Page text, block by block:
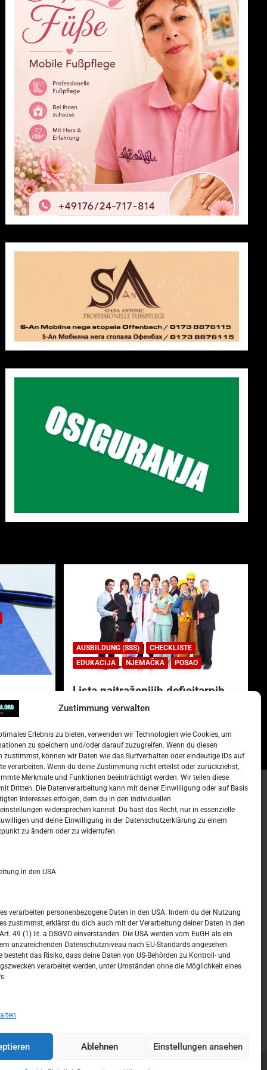
Zustimmung verwalten
Erlebnis zu bieten, verwenden wir Technologien wie Cookies, um
zu speichern und/oder darauf zuzugreifen. Wenn du diesen
zustimmst, können wir Daten wie das Surfverhalten oder eindeutige IDs auf
verarbeiten. Wenn du deine Zustimmung nicht erteilst oder zurückziehst,
Merkmale und Funktionen beeinträchtigt werden. Wir teilen diese
Dritten. Die Datenverarbeitung kann mit deiner Einwilligung oder auf Basis
Interesses erfolgen, dem du in den individuellen
widersprechen kannst. Du hast das Recht, nur in essenzielle
und deine Einwilligung in der Datenschutzerklärung zu einem
zu ändern oder zu widerrufen.
in den USA
verarbeiten personenbezogene Daten in den USA. Indem du der Nutzung
zustimmst, erklärst du dich auch mit der Verarbeitung deiner Daten in den
49 (1) lit. a DSGVO einverstanden. Die USA werden vom EuGH als ein
unzureichenden Datenschutzniveau nach EU-Standards angesehen.
besteht das Risiko, dass deine Daten von US-Behörden zu Kontroll- und
verarbeitet werden, unter Umständen ohne die Möglichkeit eines
Ablehnen Einstellungen ansehen
AUSBILDUNG (SSS)
CHECKLISTE
EDUKACIJA
NJEMAČKA POSAO
Lista najtraženijih deficitarnih
zanimanja u Njemačkoj.
–
Kalendar
10 11 12 13 14 15 16
17 18 19 20 21 22
24 25 26 27 28 29 30